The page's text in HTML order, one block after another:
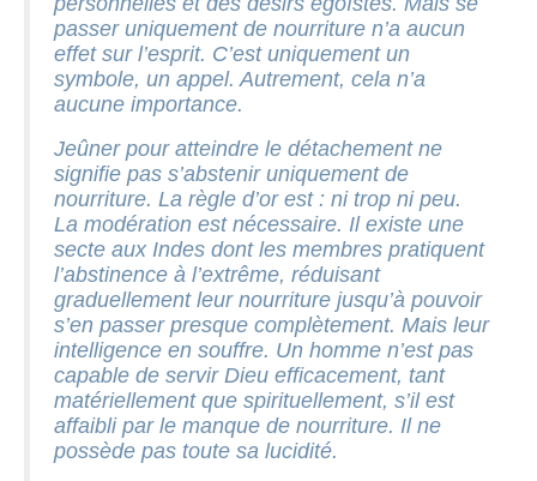
passer uniquement de nourriture n’a aucun
effet sur l’esprit. C’est uniquement un
symbole, un appel. Autrement, cela n’a
aucune importance.
Jeûner pour atteindre le détachement ne
signifie pas s’abstenir uniquement de
nourriture. La règle d’or est : ni trop ni peu.
La modération est nécessaire. Il existe une
secte aux Indes dont les membres pratiquent
l’abstinence à l’extrême, réduisant
graduellement leur nourriture jusqu’à pouvoir
s’en passer presque complètement. Mais leur
intelligence en souffre. Un homme n’est pas
capable de servir Dieu efficacement, tant
matériellement que spirituellement, s’il est
affaibli par le manque de nourriture. Il ne
possède pas toute sa lucidité.